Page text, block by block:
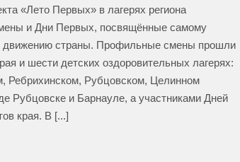
«Лето Первых» в лагерях региона
и Дни Первых, посвящённые самому
движению страны. Профильные смены прошли
и шести детских оздоровительных лагерях:
Ребрихинском, Рубцовском, Целинном
Рубцовске и Барнауле, а участниками Дней
края. В [...]